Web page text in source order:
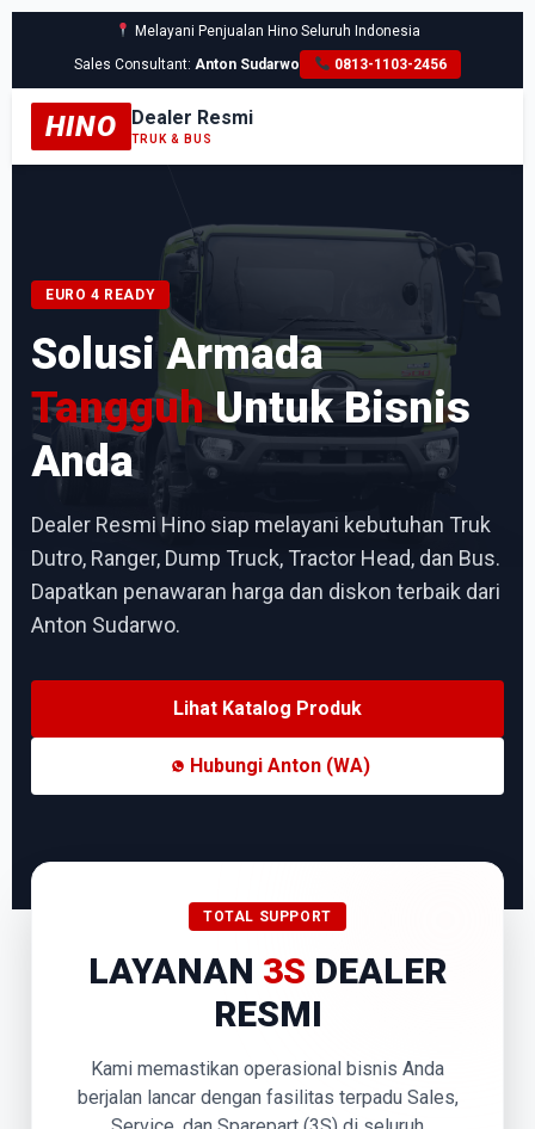
Melayani Penjualan Hino Seluruh Indonesia
Sales Consultant:Anton Sudarwo 0813-1103-2456
HINO Dealer Resmi
TRUK & BUS
EURO 4 READY
Solusi Armada
TangguhUntuk Bisnis
Anda
Dealer Resmi Hino siap melayani kebutuhan Truk
Dutro, Ranger, Dump Truck, Tractor Head, dan Bus.
Dapatkan penawaran harga dan diskon terbaik dari
Anton Sudarwo.
Lihat Katalog Produk
Hubungi Anton (WA)
TOTAL SUPPORT
LAYANAN 3S DEALER
RESMI
Kami memastikan operasional bisnis Anda
berjalan lancar dengan fasilitas terpadu Sales,